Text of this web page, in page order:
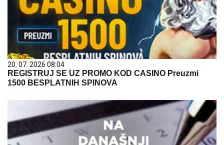
20. 07. 2026 08:04
REGISTRUJ SE UZ PROMO KOD CASINO Preuzmi
1500 BESPLATNIH SPINOVA